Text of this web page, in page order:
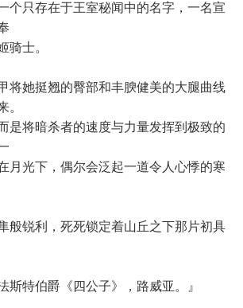
只存在于王室秘闻中的名字，一名宣
骑士。
她挺翘的臀部和丰腴健美的大腿曲线
。
是将暗杀者的速度与力量发挥到极致的
月光下，偶尔会泛起一道令人心悸的寒
锐利，死死锁定着山丘之下那片初具
特伯爵《四公子》，路威亚。』